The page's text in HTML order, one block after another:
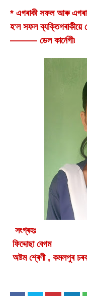
* এগৰাকী সফল আৰু
হ'ল সফল ব্যক্তিগৰাকীয়ে
——— ডেল কাৰ্নেগী৷
সংগ্ৰহঃ
ফিদ্দোছা বেগম
অষ্টম শ্ৰেণী , কমলপুৰ